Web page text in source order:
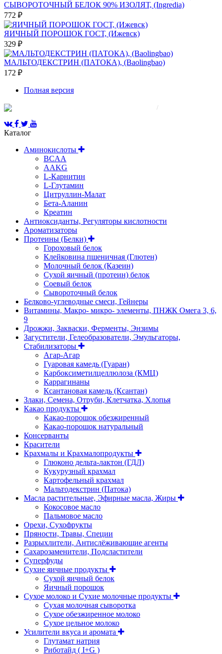
СЫВОРОТОЧНЫЙ БЕЛОК 90% ИЗОЛЯТ, (Ingredia)
772 ₽
ЯИЧНЫЙ ПОРОШОК ГОСТ, (Ижевск)
329 ₽
МАЛЬТОДЕКСТРИН (ПАТОКА), (Baolingbao)
172 ₽
Полная версия
/
Каталог
Аминокислоты
BCAA
AAKG
L-Карнитин
L-Глутамин
Цитруллин-Малат
Бета-Аланин
Креатин
Антиоксиданты, Регуляторы кислотности
Ароматизаторы
Протеины (Белки)
Гороховый белок
Клейковина пшеничная (Глютен)
Молочный белок (Казеин)
Сухой яичный (протеин) белок
Соевый белок
Сывороточный белок
Белково-углеводные смеси, Гейнеры
Витамины, Макро- микро- элементы, ПНЖК Омега 3, 6,
9
Дрожжи, Закваски, Ферменты, Энзимы
Загустители, Гелеобразователи, Эмульгаторы,
Стабилизаторы
Агар-Агар
Гуаровая камедь (Гуаран)
Карбоксиметилцеллюлоза (КМЦ)
Каррагинаны
Ксантановая камедь (Ксантан)
Злаки, Семена, Отруби, Клетчатка, Хлопья
Какао продукты
Какао-порошок обезжиренный
Какао-порошок натуральный
Консерванты
Красители
Крахмалы и Крахмалопродукты
Глюконо дельта-лактон (ГДЛ)
Кукурузный крахмал
Картофельный крахмал
Мальтодекстрин (Патока)
Масла растительные, Эфирные масла, Жиры
Кокосовое масло
Пальмовое масло
Орехи, Сухофрукты
Пряности, Травы, Специи
Разрыхлители, Антислёживающие агенты
Сахарозаменители, Подсластители
Суперфуды
Сухие яичные продукты
Сухой яичный белок
Яичный порошок
Сухое молоко и Сухие молочные продукты
Сухая молочная сыворотка
Сухое обезжиренное молоко
Сухое цельное молоко
Усилители вкуса и аромата
Глутамат натрия
Риботайд ( I+G )